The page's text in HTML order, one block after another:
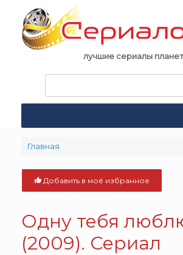
content
лучшие сериалы
поиска:
Главная
Добавить в моё избранное
Одну тебя
(2009). Сериал